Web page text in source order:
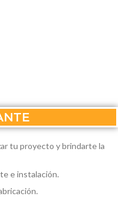
tu proyecto y brindarte la
e instalación.